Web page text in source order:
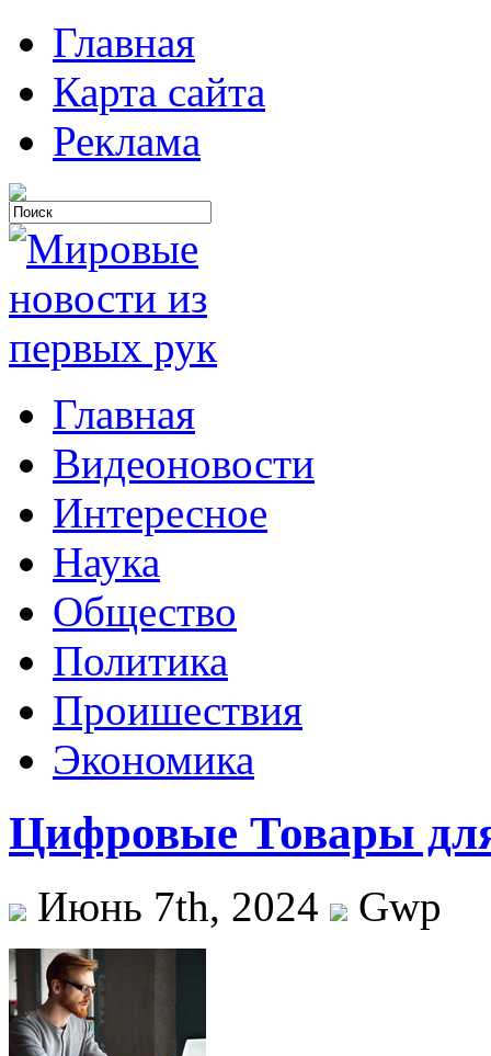
Главная
Карта сайта
Реклама
Главная
Видеоновости
Интересное
Наука
Общество
Политика
Проишествия
Экономика
Цифровые Товары
Июнь 7th, 2024 Gwp